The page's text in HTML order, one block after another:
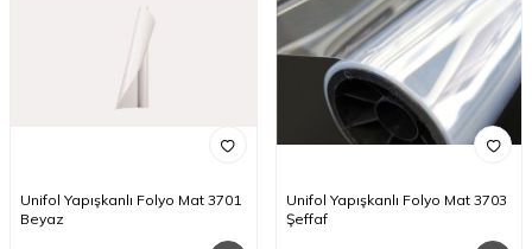
Unifol Yapışkanlı Folyo Mat 3701
Beyaz
Unifol Yapışkanlı Folyo Mat 3703
Şeffaf